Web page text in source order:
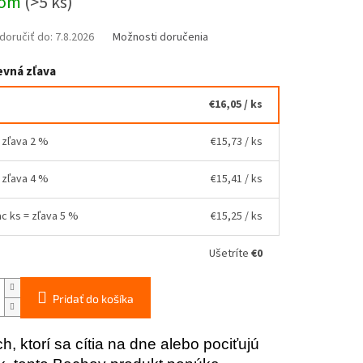
do: 7.8.2026 Možnosti doručenia
zľava
€16,05/ ks
2 % €15,73 / ks
4 % €15,41 / ks
ks = zľava 5 % €15,25 / ks
Ušetríte €0
Pridať do košíka
ktorí sa cítia na dne alebo pociťujú